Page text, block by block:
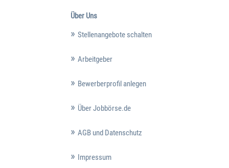
Über Uns
Stellenangebote schalten
Arbeitgeber
Bewerberprofil anlegen
Über Jobbörse.de
AGB und Datenschutz
Impressum